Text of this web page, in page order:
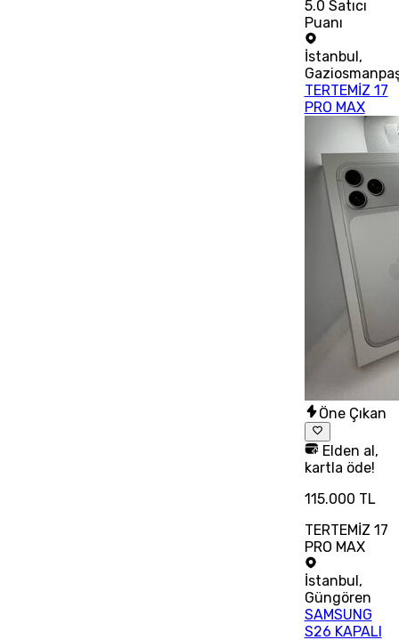
5.0 Satıcı
Puanı
İstanbul,
TERTEMİZ 17
PRO MAX
Öne Çıkan
Elden al,
kartla öde!
115.000 TL
TERTEMİZ 17
PRO MAX
İstanbul ,
Güngören
SAMSUNG
S26 KAPALI